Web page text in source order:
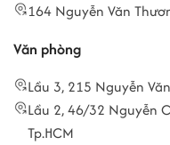
164 Nguyễn Văn
Văn phòng
Lầu 3, 215 Nguyễn
Lầu 2, 46/32 Nguyễn
Tp.HCM